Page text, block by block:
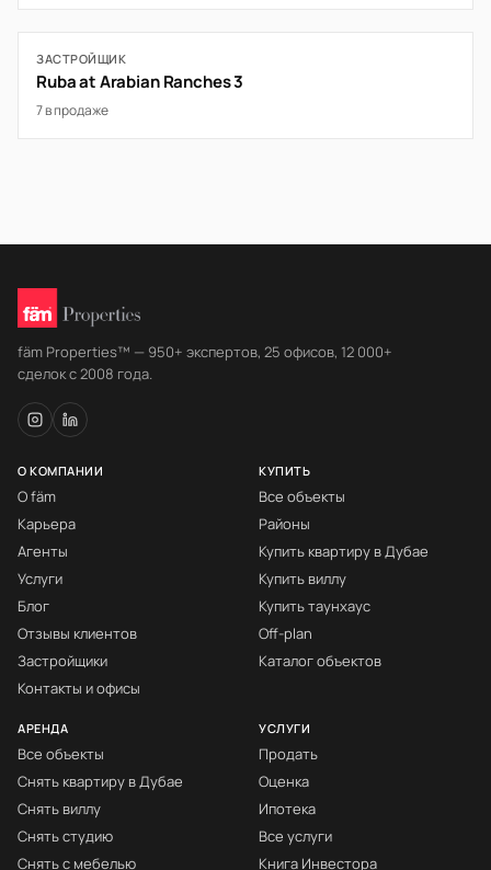
ЗАСТРОЙЩИК
Ruba at Arabian Ranches 3
7 в продаже
fäm Properties™ — 950+ экспертов, 25 офисов, 12 000+
сделок с 2008 года.
О КОМПАНИИ
О fäm
Карьера
Агенты
Услуги
Блог
Отзывы клиентов
Застройщики
Контакты и офисы
КУПИТЬ
Все объекты
Районы
Купить квартиру в Дубае
Купить виллу
Купить таунхаус
Off-plan
Каталог объектов
АРЕНДА
Все объекты
Снять квартиру в Дубае
Снять виллу
Снять студию
Снять с мебелью
УСЛУГИ
Продать
Оценка
Ипотека
Все услуги
Книга Инвестора